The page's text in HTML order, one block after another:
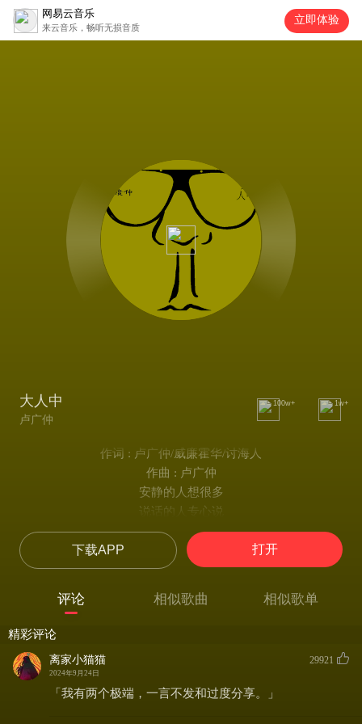
网易云音乐
来云音乐，畅听无损音质
立即体验
大人中
卢广仲
100w+ 1w+
作词 : 卢广仲/威廉霍华/讨海人
作曲 : 卢广仲
安静的人想很多
说话的人专心说
上班的人在五楼
下班的人获得自由
勉强的人不快乐
你也想跟我一样
就叫远方 远方
下载APP 打开
评论 相似歌曲 相似歌单
精彩评论
离家小猫猫
2024年9月24日
29921
「我有两个极端，一言不发和过度分享。」